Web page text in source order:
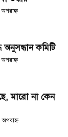
অনুসন্ধান কমিটি
মারো না কেন